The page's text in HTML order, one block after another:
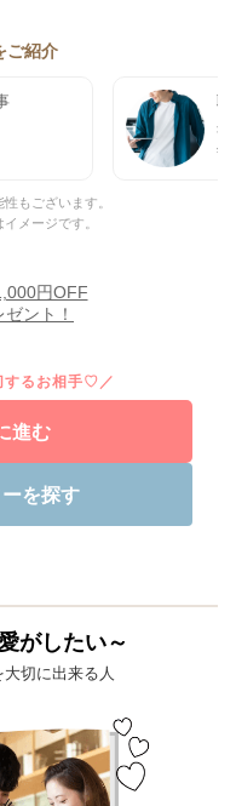
ご紹介
職
身
年
もございます。
メージです。
円OFF
ント！
するお相手♡／
進む
を探す
がしたい～
切に出来る人